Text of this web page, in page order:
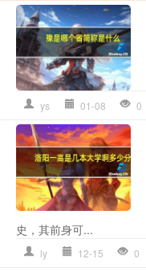
ys 01-08 0
史，其前身可...
ly 12-15 0